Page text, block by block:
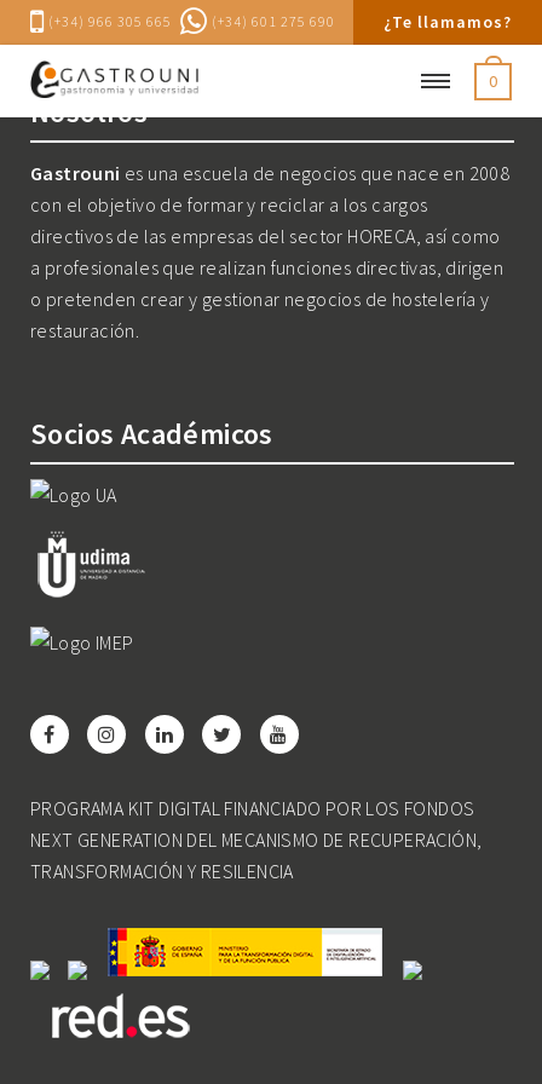
(+34) 966 305 665 (+34) 601 275 690 ¿Te llamamos?
0
Nosotros
Gastrouni es una escuela de negocios que nace en 2008
con el objetivo de formar y reciclar a los cargos
directivos de las empresas del sector HORECA, así como
a profesionales que realizan funciones directivas, dirigen
o pretenden crear y gestionar negocios de hostelería y
restauración.
Socios Académicos
PROGRAMA KIT DIGITAL FINANCIADO POR LOS FONDOS
NEXT GENERATION DEL MECANISMO DE RECUPERACIÓN,
TRANSFORMACIÓN Y RESILENCIA